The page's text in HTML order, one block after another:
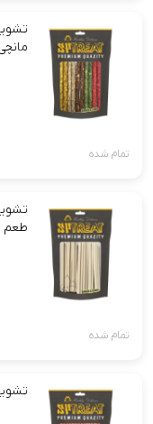
مانچی 25 عددی با طعم
تمام شده
طعم
تمام شده